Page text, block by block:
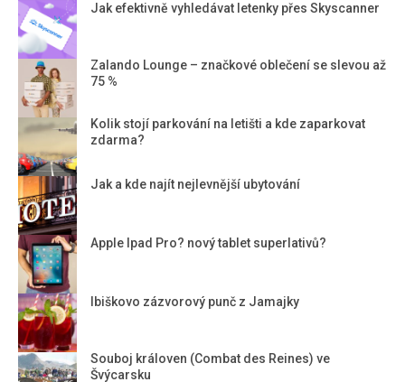
Jak efektivně vyhledávat letenky přes Skyscanner
Zalando Lounge – značkové oblečení se slevou až
75 %
Kolik stojí parkování na letišti a kde zaparkovat
zdarma?
Jak a kde najít nejlevnější ubytování
Apple Ipad Pro? nový tablet superlativů?
Ibiškovo zázvorový punč z Jamajky
Souboj královen (Combat des Reines) ve
Švýcarsku